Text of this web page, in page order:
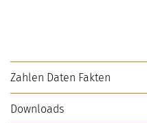
Zahlen Daten Fakten
Downloads